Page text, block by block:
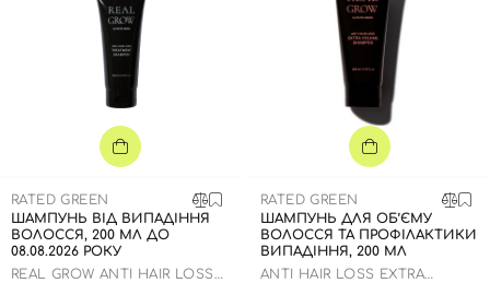
RATED GREEN
ШАМПУНЬ ВІД ВИПАДІННЯ
ВОЛОССЯ, 200 МЛ ДО
08.08.2026 РОКУ
REAL GROW ANTI HAIR LOSS
RATED GREEN
ШАМПУНЬ ДЛЯ ОБ’ЄМУ
ВОЛОССЯ ТА ПРОФІЛАКТИКИ
ВИПАДІННЯ, 200 МЛ
ANTI HAIR LOSS EXTRA